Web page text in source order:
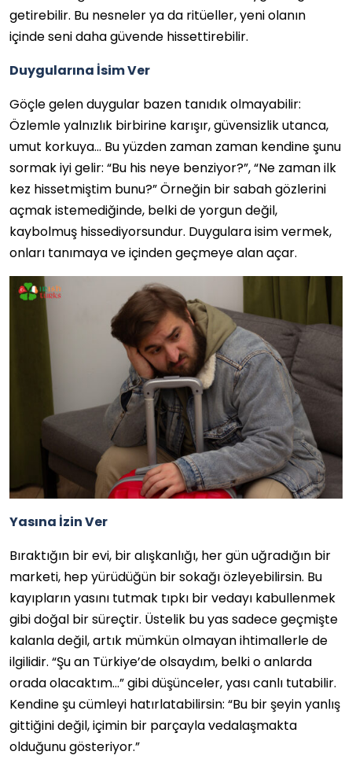
getirebilir. Bu nesneler ya da ritüeller, yeni olanın
içinde seni daha güvende hissettirebilir.
Duygularına İsim Ver
Göçle gelen duygular bazen tanıdık olmayabilir:
Özlemle yalnızlık birbirine karışır, güvensizlik utanca,
umut korkuya… Bu yüzden zaman zaman kendine şunu
sormak iyi gelir: “Bu his neye benziyor?”, “Ne zaman ilk
kez hissetmiştim bunu?” Örneğin bir sabah gözlerini
açmak istemediğinde, belki de yorgun değil,
kaybolmuş hissediyorsundur. Duygulara isim vermek,
onları tanımaya ve içinden geçmeye alan açar.
Yasına İzin Ver
Bıraktığın bir evi, bir alışkanlığı, her gün uğradığın bir
marketi, hep yürüdüğün bir sokağı özleyebilirsin. Bu
kayıpların yasını tutmak tıpkı bir vedayı kabullenmek
gibi doğal bir süreçtir. Üstelik bu yas sadece geçmişte
kalanla değil, artık mümkün olmayan ihtimallerle de
ilgilidir. “Şu an Türkiye’de olsaydım, belki o anlarda
orada olacaktım…” gibi düşünceler, yası canlı tutabilir.
Kendine şu cümleyi hatırlatabilirsin: “Bu bir şeyin yanlış
gittiğini değil, içimin bir parçayla vedalaşmakta
olduğunu gösteriyor.”